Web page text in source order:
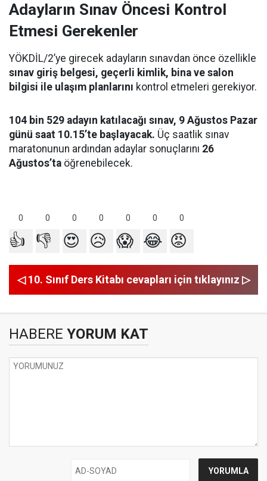
Adayların Sınav Öncesi Kontrol
Etmesi Gerekenler
YÖKDİL/2’ye girecek adayların sınavdan önce özellikle
sınav giriş belgesi, geçerli kimlik, bina ve salon
bilgisi ile ulaşım planlarını kontrol etmeleri gerekiyor.
104 bin 529 adayın katılacağı sınav, 9 Ağustos Pazar
günü saat 10.15’te başlayacak. Üç saatlik sınav
maratonunun ardından adaylar sonuçlarını 26
Ağustos’ta öğrenebilecek.
0 0 0 0 0 0 0
👍 👎 😍 😥 😱 😂 😡
◁ 10. Sınıf Ders Kitabı cevapları için tıklayınız ▷
HABERE YORUM KAT